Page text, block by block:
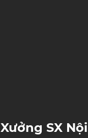
Xưởng SX